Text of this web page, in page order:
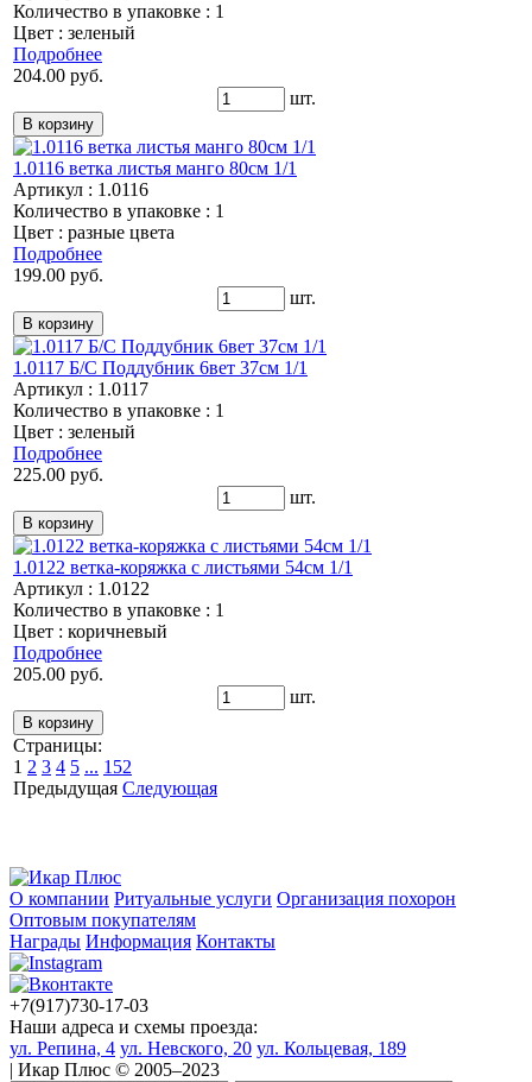
Количество в упаковке : 1
Цвет : зеленый
Подробнее
204.00 руб.
шт.
1.0116 ветка листья манго 80см 1/1
Артикул : 1.0116
Количество в упаковке : 1
Цвет : разные цвета
Подробнее
199.00 руб.
шт.
1.0117 Б/С Поддубник 6вет 37см 1/1
Артикул : 1.0117
Количество в упаковке : 1
Цвет : зеленый
Подробнее
225.00 руб.
шт.
1.0122 ветка-коряжка с листьями 54см 1/1
Артикул : 1.0122
Количество в упаковке : 1
Цвет : коричневый
Подробнее
205.00 руб.
шт.
Страницы:
1 2 3 4 5 ... 152
Предыдущая Следующая
О компании Ритуальные услуги Организация похорон
Оптовым покупателям
Награды Информация Контакты
+7(917)730-17-03
Наши адреса и схемы проезда:
ул. Репина, 4 ул. Невского, 20 ул. Кольцевая, 189
| Икар Плюс © 2005–2023